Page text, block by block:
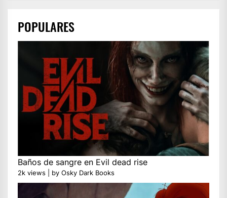
POPULARES
Baños de sangre en Evil dead rise
2k views by Osky Dark Books